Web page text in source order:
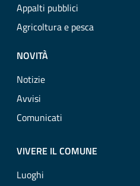
Appalti pubblici
Agricoltura e pesca
NOVITÀ
Notizie
Avvisi
Comunicati
VIVERE IL COMUNE
Luoghi